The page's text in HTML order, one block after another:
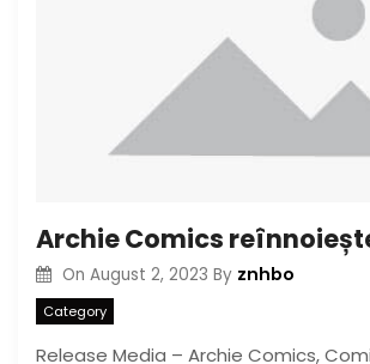
On August 2, 2023 By znhbo
Category
Release Media – Archie Comics,